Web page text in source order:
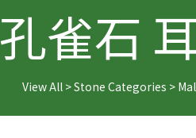
孔雀石
View All>Stone Categories >